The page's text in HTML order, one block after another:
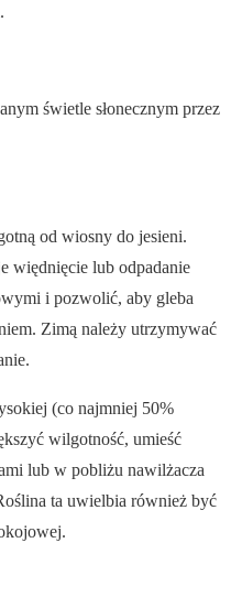
świetle słonecznym przez
od wiosny do jesieni.
więdnięcie lub odpadanie
i pozwolić, aby gleba
Zimą należy utrzymywać
(co najmniej 50%
wilgotność, umieść
lub w pobliżu nawilżacza
ta uwielbia również być